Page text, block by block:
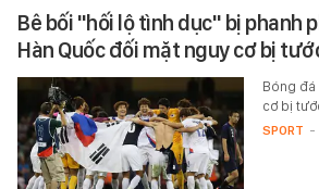
Bê bối "hối lộ tình dục" bị phanh
Hàn Quốc đối mặt nguy cơ bị
Bóng đá
cơ bị
SPORT -